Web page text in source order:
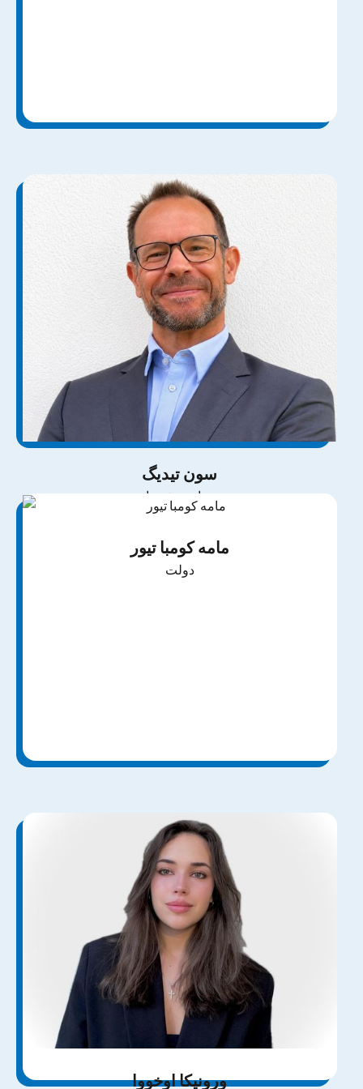
سون تیدیگ
خدمات مشتریان
مامه کومبا تیور
دولت
ورونیکا اوخووا